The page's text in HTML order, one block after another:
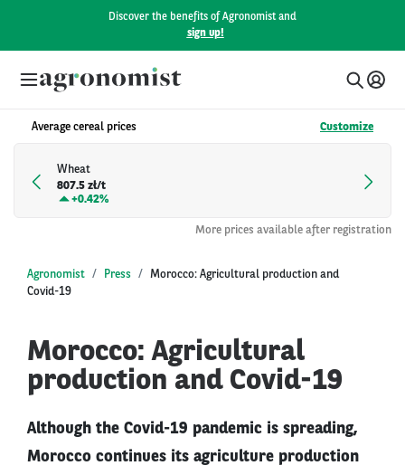
Discover the benefits of Agronomist and
sign up!
Average cereal prices Customize
Wheat
807.5 zł/t
+0.42%
More prices available after registration
Agronomist Press
Morocco: Agricultural production and
Covid-19
Morocco: Agricultural
production and Covid-19
Although the Covid-19 pandemic is spreading,
Morocco continues its agriculture production